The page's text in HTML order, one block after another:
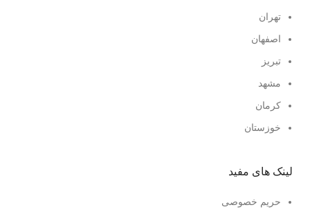
تهران
اصفهان
تبریز
مشهد
کرمان
خوزستان
لینک های مفید
حریم خصوصی